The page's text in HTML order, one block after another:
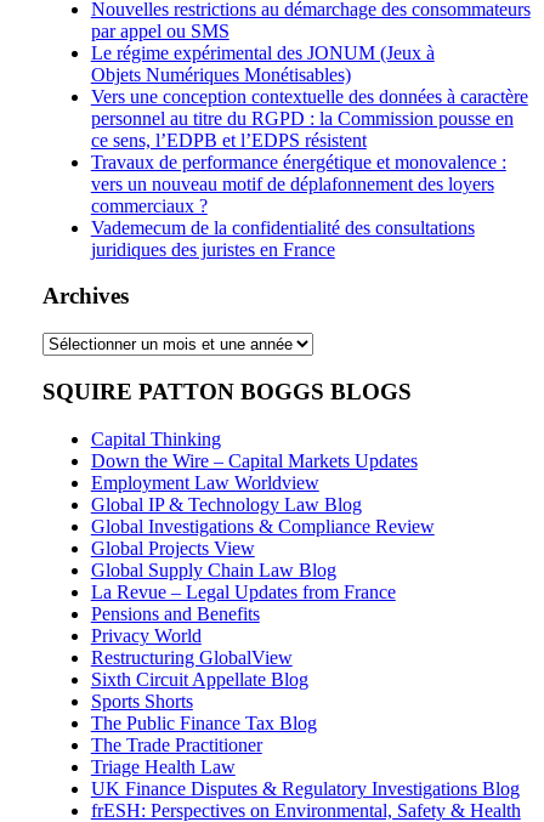
Nouvelles restrictions au démarchage des consommateurs
par appel ou SMS
Le régime expérimental des JONUM (Jeux à
Objets Numériques Monétisables)
Vers une conception contextuelle des données à caractère
personnel au titre du RGPD : la Commission pousse en
ce sens, l’EDPB et l’EDPS résistent
Travaux de performance énergétique et monovalence :
vers un nouveau motif de déplafonnement des loyers
commerciaux ?
Vademecum de la confidentialité des consultations
juridiques des juristes en France
Archives
Archives
SQUIRE PATTON BOGGS BLOGS
Capital Thinking
Down the Wire – Capital Markets Updates
Employment Law Worldview
Global IP & Technology Law Blog
Global Investigations & Compliance Review
Global Projects View
Global Supply Chain Law Blog
La Revue – Legal Updates from France
Pensions and Benefits
Privacy World
Restructuring GlobalView
Sixth Circuit Appellate Blog
Sports Shorts
The Public Finance Tax Blog
The Trade Practitioner
Triage Health Law
UK Finance Disputes & Regulatory Investigations Blog
frESH: Perspectives on Environmental, Safety & Health